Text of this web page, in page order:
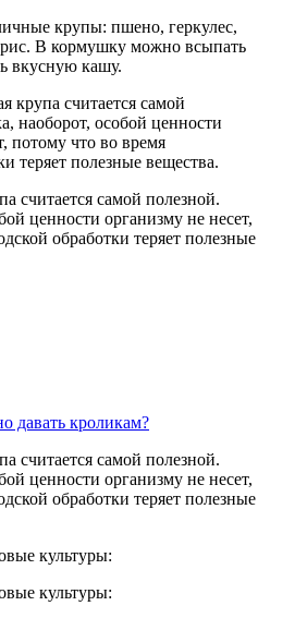
крупы: пшено, геркулес,
рис. В кормушку можно всыпать
вкусную кашу.
крупа считается самой
наоборот, особой ценности
потому что во время
теряет полезные вещества.
считается самой полезной.
ценности организму не несет,
обработки теряет полезные
давать кроликам?
считается самой полезной.
ценности организму не несет,
обработки теряет полезные
культуры:
культуры: